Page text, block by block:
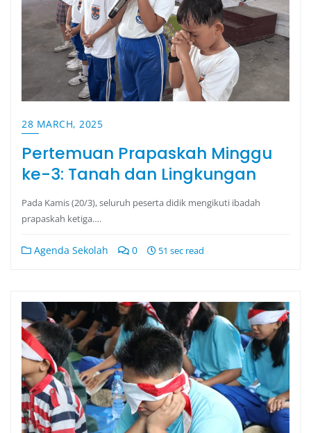
28 MARCH, 2025
Pertemuan Prapaskah Minggu
ke-3: Tanah dan Lingkungan
Pada Kamis (20/3), seluruh peserta didik mengikuti ibadah
prapaskah ketiga….
Agenda Sekolah 0 51 sec read